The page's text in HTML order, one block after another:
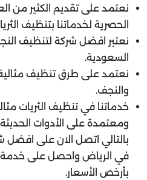
نعتمد على تقديم الكثير من
الحصرية لخدماتنا بتنظيف
نعتبر افضل شركة لتنظيف
السعودية.
نعتمد على طرق تنظيف مثالية
والنجف.
خدماتنا في تنظيف الثريات
ومعتمدة على الأدوات
بالتالي اتصل الان على
في الرياض واحصل على خدمة
بأرخص الأسعار.